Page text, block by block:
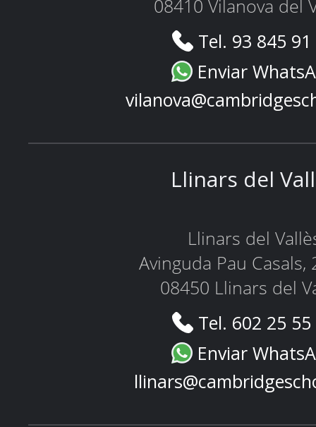
08410 Vilanova del
Tel. 93 845
Enviar
Llinars del
Llinars del
Avinguda Pau Casals,
08450 Llinars del
Tel. 602 25
Enviar